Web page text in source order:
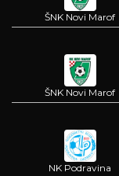
ŠNK Novi Marof
ŠNK Novi Marof
NK Podravina